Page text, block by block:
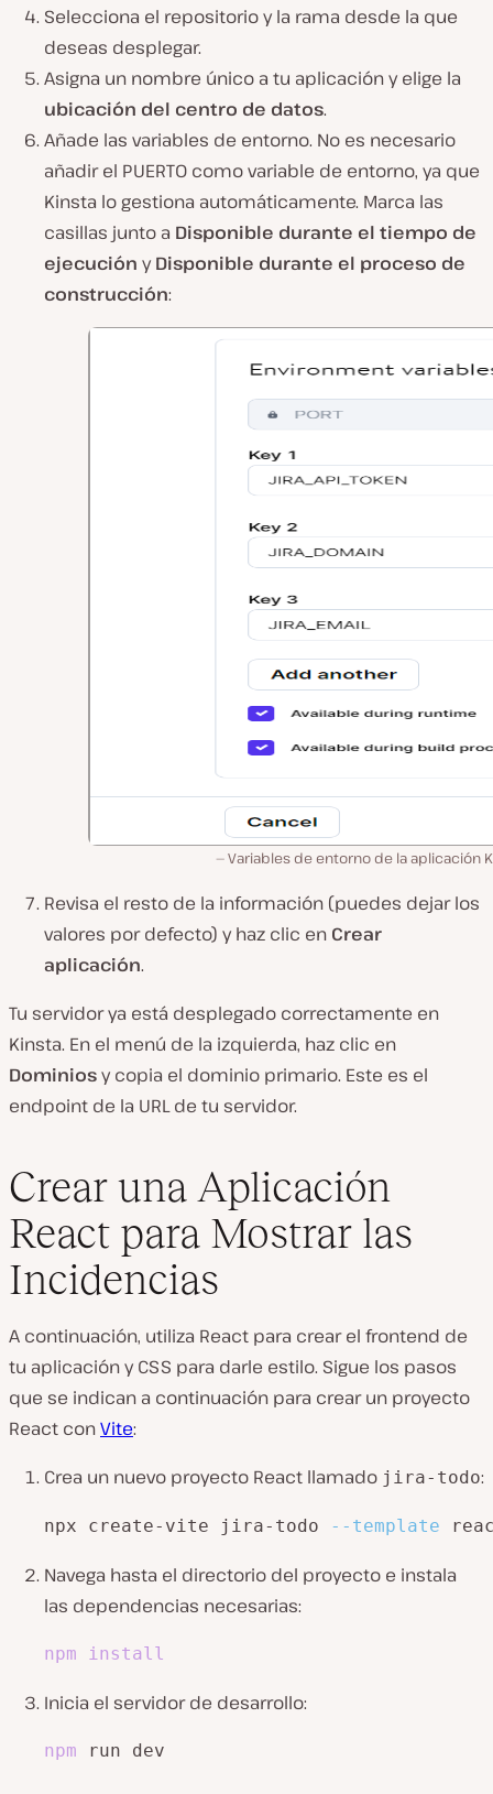
Selecciona el repositorio y la rama desde la que
deseas desplegar.
Asigna un nombre único a tu aplicación y elige la
ubicación del centro de datos.
Añade las variables de entorno. No es necesario
añadir el PUERTO como variable de entorno, ya que
Kinsta lo gestiona automáticamente. Marca las
casillas junto a Disponible durante el tiempo de
ejecución yDisponible durante el proceso de
construcción:
Variables de entorno de la aplicación
Revisa el resto de la información (puedes dejar los
valores por defecto) y haz clic en Crear
aplicación.
Tu servidor ya está desplegado correctamente en
Kinsta. En el menú de la izquierda, haz clic en
Dominiosy copia el dominio primario. Este es el
endpoint de la URL de tu servidor.
Crear una Aplicación
React para Mostrar las
Incidencias
A continuación, utiliza React para crear el frontend de
tu aplicación y CSS para darle estilo. Sigue los pasos
que se indican a continuación para crear un proyecto
React conVite:
Crea un nuevo proyecto React llamado jira-todo:
npx create-vite jira-todo --template
Navega hasta el directorio del proyecto e instala
las dependencias necesarias:
npm install
Inicia el servidor de desarrollo:
npm run dev